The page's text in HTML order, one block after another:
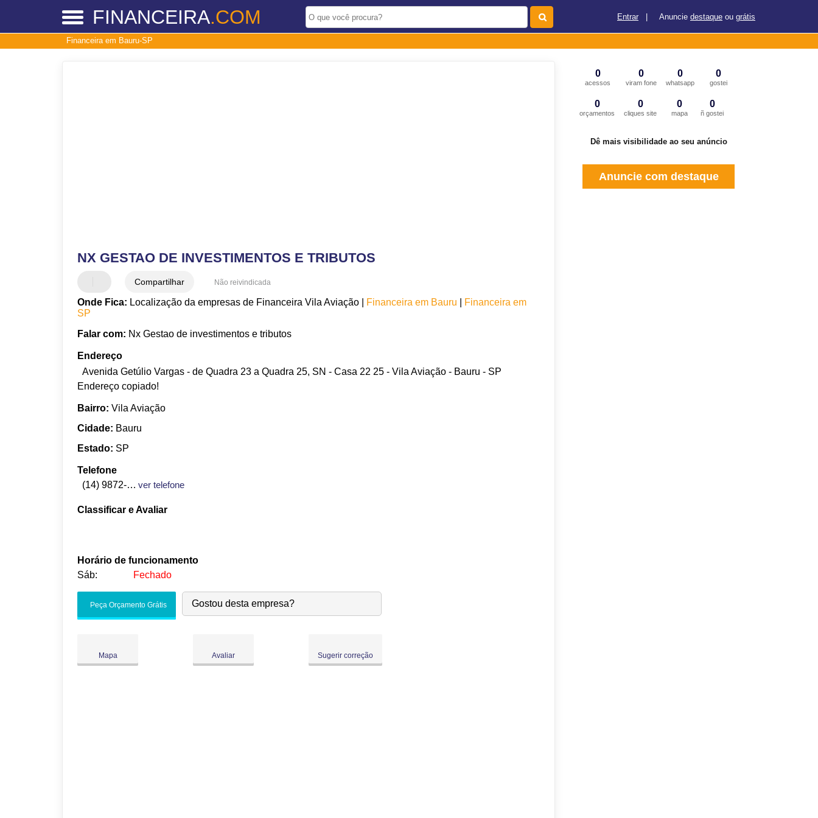
FINANCEIRA.COM Entrar Anuncie destaque ou grátis
Financeira em Bauru-SP
NX GESTAO DE INVESTIMENTOS E TRIBUTOS
Compartilhar Não reivindicada
Onde Fica: Localização da empresas de Financeira Vila Aviação | Financeira em Bauru
Financeira em
SP
Falar com: Nx Gestao de investimentos e tributos
Endereço
Avenida Getúlio Vargas - de Quadra 23 a Quadra 25, SN - Casa 22 25 - Vila Aviação - Bauru - SP
Endereço copiado!
Bairro: Vila Aviação
Cidade: Bauru
Estado: SP
Telefone
(14) 9872-2391
ver telefone
Classificar e Avaliar
Horário de funcionamento
Sáb:
Fechado
Sex:
Fecha às 18:00
Peça Orçamento Grátis Gostou desta empresa?
Mapa Avaliar Sugerir correção
0
acessos
0
viram fone
0
whatsapp
0
gostei
0
orçamentos
0
cliques site
0
mapa
0
ñ gostei
Dê mais visibilidade ao seu anúncio
Anuncie com destaque